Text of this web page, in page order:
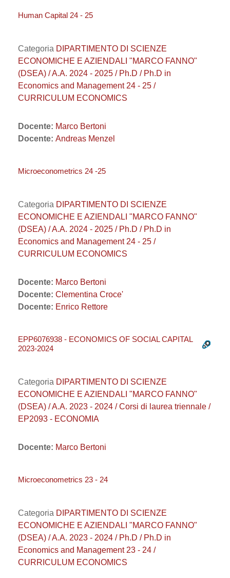
Human Capital 24 - 25
Categoria DIPARTIMENTO DI SCIENZE
ECONOMICHE E AZIENDALI "MARCO FANNO"
(DSEA) / A.A. 2024 - 2025 / Ph.D / Ph.D in
Economics and Management 24 - 25 /
CURRICULUM ECONOMICS
Docente: Marco Bertoni
Docente: Andreas Menzel
Microeconometrics 24 -25
Categoria DIPARTIMENTO DI SCIENZE
ECONOMICHE E AZIENDALI "MARCO FANNO"
(DSEA) / A.A. 2024 - 2025 / Ph.D / Ph.D in
Economics and Management 24 - 25 /
CURRICULUM ECONOMICS
Docente: Marco Bertoni
Docente: Clementina Croce'
Docente: Enrico Rettore
EPP6076938 - ECONOMICS OF SOCIAL CAPITAL
2023-2024
Categoria DIPARTIMENTO DI SCIENZE
ECONOMICHE E AZIENDALI "MARCO FANNO"
(DSEA) / A.A. 2023 - 2024 / Corsi di laurea triennale /
EP2093 - ECONOMIA
Docente: Marco Bertoni
Microeconometrics 23 - 24
Categoria DIPARTIMENTO DI SCIENZE
ECONOMICHE E AZIENDALI "MARCO FANNO"
(DSEA) / A.A. 2023 - 2024 / Ph.D / Ph.D in
Economics and Management 23 - 24 /
CURRICULUM ECONOMICS